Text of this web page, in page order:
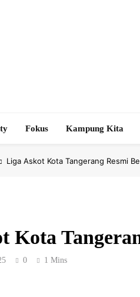
Fokus Kampung Kita
Liga Askot Kota Tangerang Resmi
Kota
0 1 Mins